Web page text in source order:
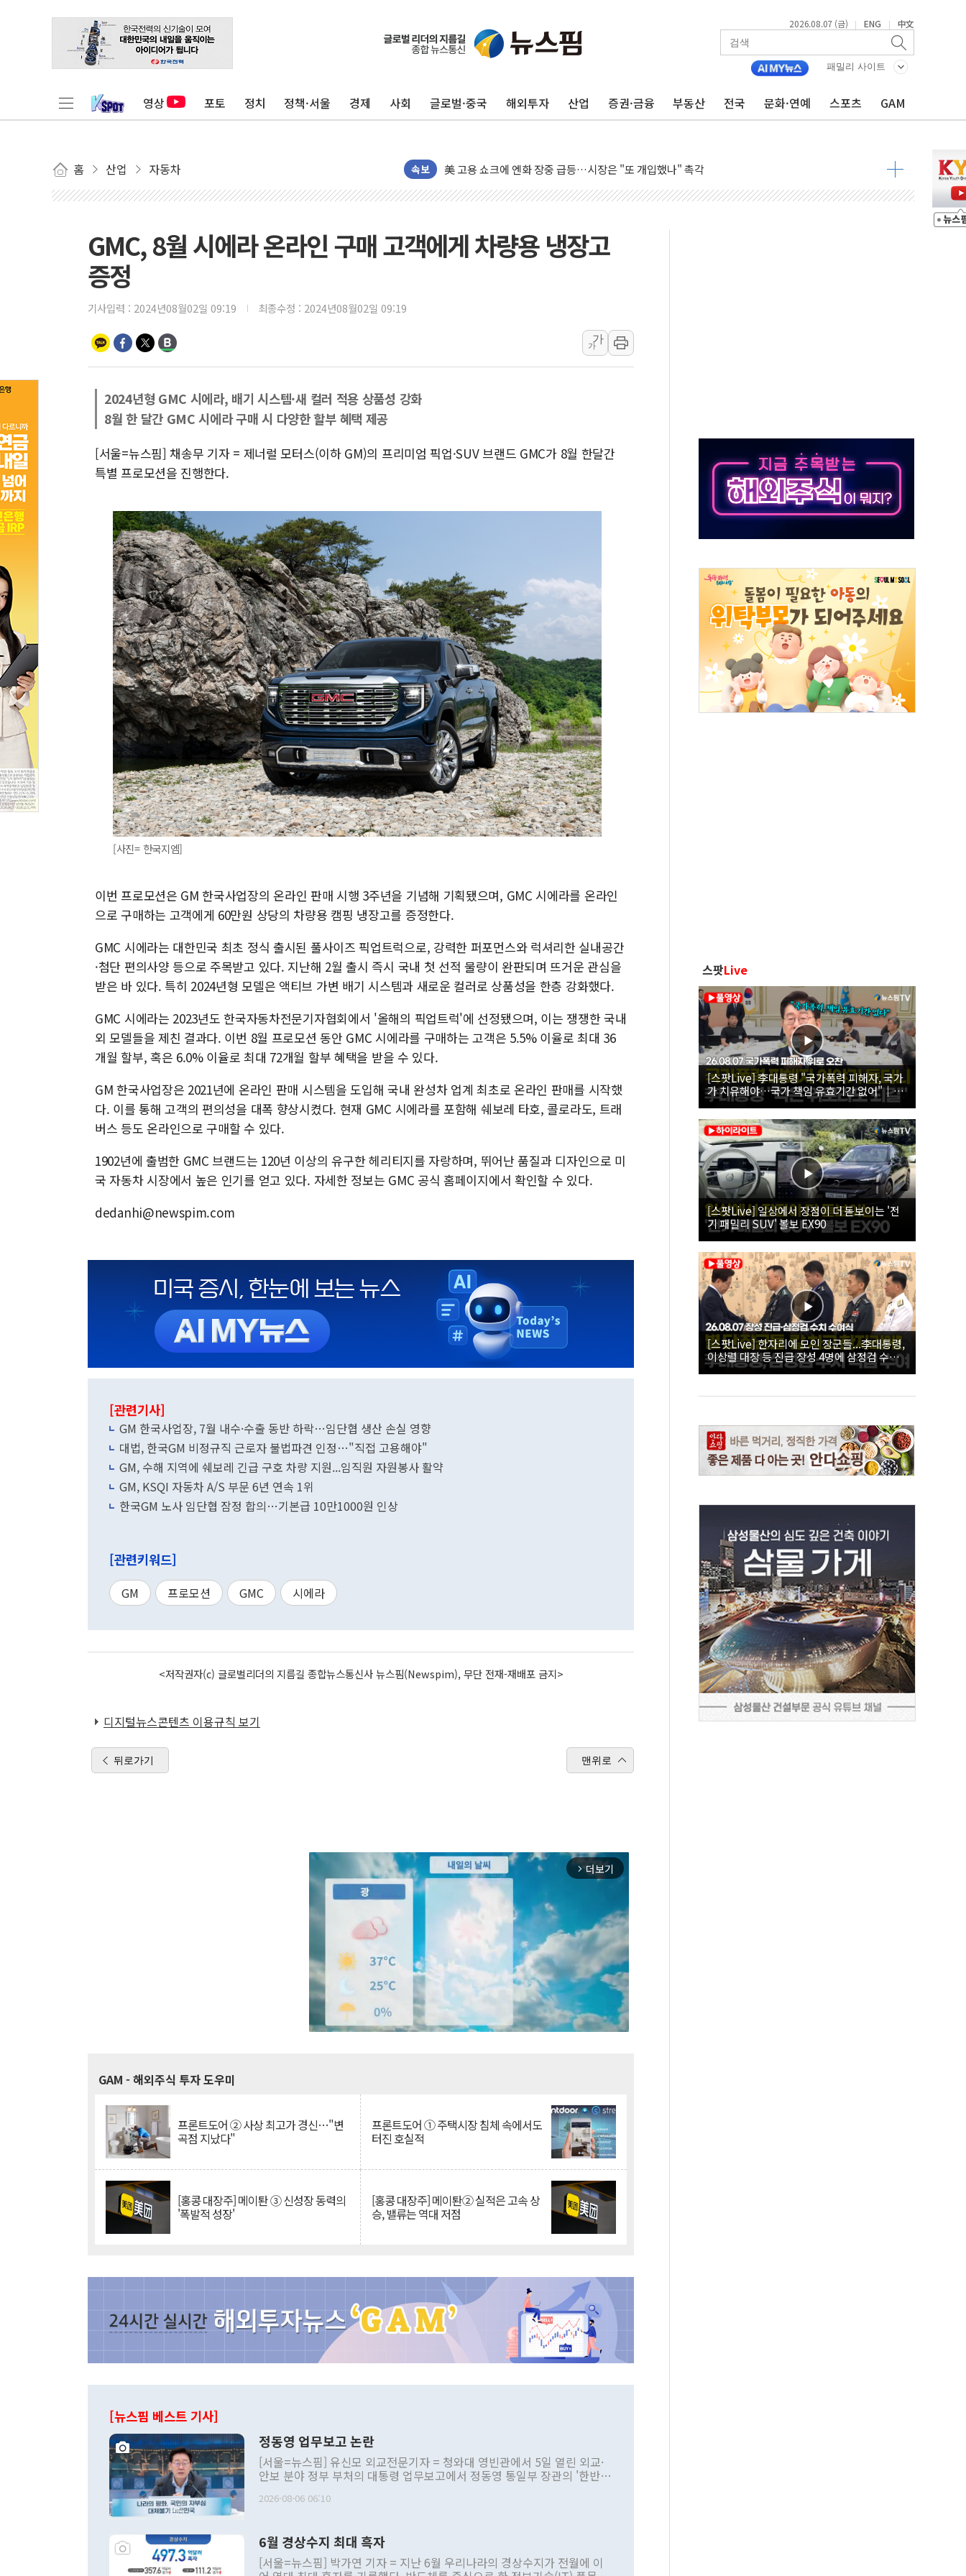
2026.08.07 (금) | ENG | 中文
패밀리 사이트
영상 포토 정치 정책·서울 경제 사회 글로벌·중국 해외투자 산업 증권·금융 부동산 전국 문화·연예 스포츠 GAM
홈 산업 자동차 속보
美 항소법원, 백악관 무도회장 공사 중단 명령…트럼프 제동
美 고용 쇼크에 엔화 장중 급등…시장은 "또 개입했나" 촉각
[AI MY 뉴스] 뉴욕 반도체주 프리뷰...美 고용 쇼크에 반도체주 '활짝'
[종합] 美 7월 고용 2만3000명 감소 '쇼크'…9월 금리 인상 기대 후퇴
[사진] 이슬람 수니파 3개국, 공동방위협정 체결
특정 정치인 측근 포항시 정책특보 내정설...포항시 '시끌'
이란와이어 "이란 최고지도자 위독…곧 사망해도 놀랍지 않아"
남동발전, 해남군에 국내 최대 규모 400MW 태양광 착공…여의도 1.6배 규모
황희 '폐버스 청년주택' SNS 글 역풍에 "정부정책 아냐" 해명
GMC, 8월 시에라 온라인 구매 고객에게 차량용 냉장고
증정
기사입력 : 2024년08월02일 09:19 최종수정 : 2024년08월02일 09:19
가
가
2024년형 GMC 시에라, 배기 시스템·새 컬러 적용 상품성 강화
8월 한 달간 GMC 시에라 구매 시 다양한 할부 혜택 제공
[서울=뉴스핌] 채송무 기자 = 제너럴 모터스(이하 GM)의 프리미엄 픽업·SUV 브랜드 GMC가 8월 한달간
특별 프로모션을 진행한다.
[사진= 한국지엠]
이번 프로모션은 GM 한국사업장의 온라인 판매 시행 3주년을 기념해 기획됐으며, GMC 시에라를 온라인
으로 구매하는 고객에게 60만원 상당의 차량용 캠핑 냉장고를 증정한다.
GMC 시에라는 대한민국 최초 정식 출시된 풀사이즈 픽업트럭으로, 강력한 퍼포먼스와 럭셔리한 실내공간
·첨단 편의사양 등으로 주목받고 있다. 지난해 2월 출시 즉시 국내 첫 선적 물량이 완판되며 뜨거운 관심을
받은 바 있다. 특히 2024년형 모델은 액티브 가변 배기 시스템과 새로운 컬러로 상품성을 한층 강화했다.
GMC 시에라는 2023년도 한국자동차전문기자협회에서 '올해의 픽업트럭'에 선정됐으며, 이는 쟁쟁한 국내
외 모델들을 제친 결과다. 이번 8월 프로모션 동안 GMC 시에라를 구매하는 고객은 5.5% 이율로 최대 36
개월 할부, 혹은 6.0% 이율로 최대 72개월 할부 혜택을 받을 수 있다.
GM 한국사업장은 2021년에 온라인 판매 시스템을 도입해 국내 완성차 업계 최초로 온라인 판매를 시작했
다. 이를 통해 고객의 편의성을 대폭 향상시켰다. 현재 GMC 시에라를 포함해 쉐보레 타호, 콜로라도, 트래
버스 등도 온라인으로 구매할 수 있다.
1902년에 출범한 GMC 브랜드는 120년 이상의 유구한 헤리티지를 자랑하며, 뛰어난 품질과 디자인으로 미
국 자동차 시장에서 높은 인기를 얻고 있다. 자세한 정보는 GMC 공식 홈페이지에서 확인할 수 있다.
dedanhi@newspim.com
[관련기사]
GM 한국사업장, 7월 내수·수출 동반 하락…임단협 생산 손실 영향
대법, 한국GM 비정규직 근로자 불법파견 인정…"직접 고용해야"
GM, 수해 지역에 쉐보레 긴급 구호 차량 지원...임직원 자원봉사 활약
GM, KSQI 자동차 A/S 부문 6년 연속 1위
한국GM 노사 임단협 잠정 합의…기본급 10만1000원 인상
[관련키워드]
GM 프로모션 GMC 시에라
<저작권자(c) 글로벌리더의 지름길 종합뉴스통신사 뉴스핌(Newspim), 무단 전재-재배포 금지>
디지털뉴스콘텐츠 이용규칙 보기
뒤로가기 맨위로
arrow_forward_ios 더보기
GAM - 해외주식 투자 도우미
프론트도어 ② 사상 최고가 경신…"변
곡점 지났다"
프론트도어 ① 주택시장 침체 속에서도
터진 호실적
[홍콩 대장주] 메이퇀 ③ 신성장 동력의
'폭발적 성장'
[홍콩 대장주] 메이퇀② 실적은 고속 상
승, 밸류는 역대 저점
[뉴스핌 베스트 기사]
정동영 업무보고 논란
[서울=뉴스핌] 유신모 외교전문기자 = 청와대 영빈관에서 5일 열린 외교·
안보 분야 정부 부처의 대통령 업무보고에서 정동영 통일부 장관의 '한반도
발언 중에는 정부 내 조율을 거치지 않은 사안을 정책으로 추진하겠다고 공
주의적 희망에 근거한 비현실적 구상'이라는 비판을 내놨다. 그동안 정 장
관의 대북 정책 관련 발언이 물의를 빚은 적은 여러 번 있지만 대통령과 유
관 부처 장관이 공개적으로 부정적 입장을 표명한 것은 이례적이다. 정 장
2026-08-06 06:10
6월 경상수지 최대 흑자
[서울=뉴스핌] 박가연 기자 = 지난 6월 우리나라의 경상수지가 전월에 이
스팟Live
[스팟Live] 李대통령 "국가폭력 피해자, 국가
가 치유해야…국가 책임 유효기간 없어"｜
26.08.07 국가폭력 피해자 위로 오찬
[스팟Live] 일상에서 장점이 더 돋보이는 '전
기 패밀리 SUV' 볼보 EX90
[스팟Live] 한자리에 모인 장군들...李대통령,
이상렬 대장 등 진급 장성 4명에 삼정검 수치
직접 수여｜26.08.07 장성 진급·삼정검 수치